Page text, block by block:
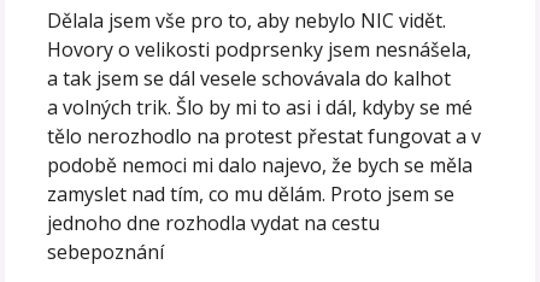
Dělala jsem vše pro to, aby nebylo NIC vidět.
Hovory o velikosti podprsenky jsem nesnášela,
a tak jsem se dál vesele schovávala do kalhot
a volných trik. Šlo by mi to asi i dál, kdyby se mé
tělo nerozhodlo na protest přestat fungovat a v
podobě nemoci mi dalo najevo, že bych se měla
zamyslet nad tím, co mu dělám. Proto jsem se
jednoho dne rozhodla vydat na cestu
sebepoznání